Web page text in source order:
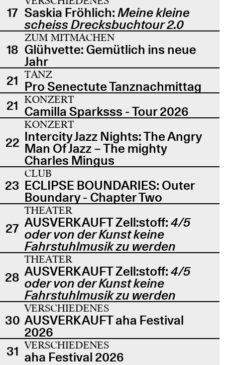
17 Saskia Fröhlich: Meine kleine
scheiss Drecksbuchtour 2.0
18
ZUM MITMACHEN
Glühvette: Gemütlich ins neue
Jahr
21 TANZ
Pro Senectute Tanznachmittag
21 KONZERT
Camilla Sparksss - Tour 2026
22
KONZERT
Intercity Jazz Nights: The Angry
Man Of Jazz – The mighty
Charles Mingus
23
CLUB
ECLIPSE BOUNDARIES: Outer
Boundary - Chapter Two
27
THEATER
AUSVERKAUFT Zell:stoff: 4/5
oder von der Kunst keine
Fahrstuhlmusik zu werden
28
THEATER
AUSVERKAUFT Zell:stoff: 4/5
oder von der Kunst keine
Fahrstuhlmusik zu werden
30
VERSCHIEDENES
AUSVERKAUFT aha Festival
2026
31 VERSCHIEDENES
aha Festival 2026